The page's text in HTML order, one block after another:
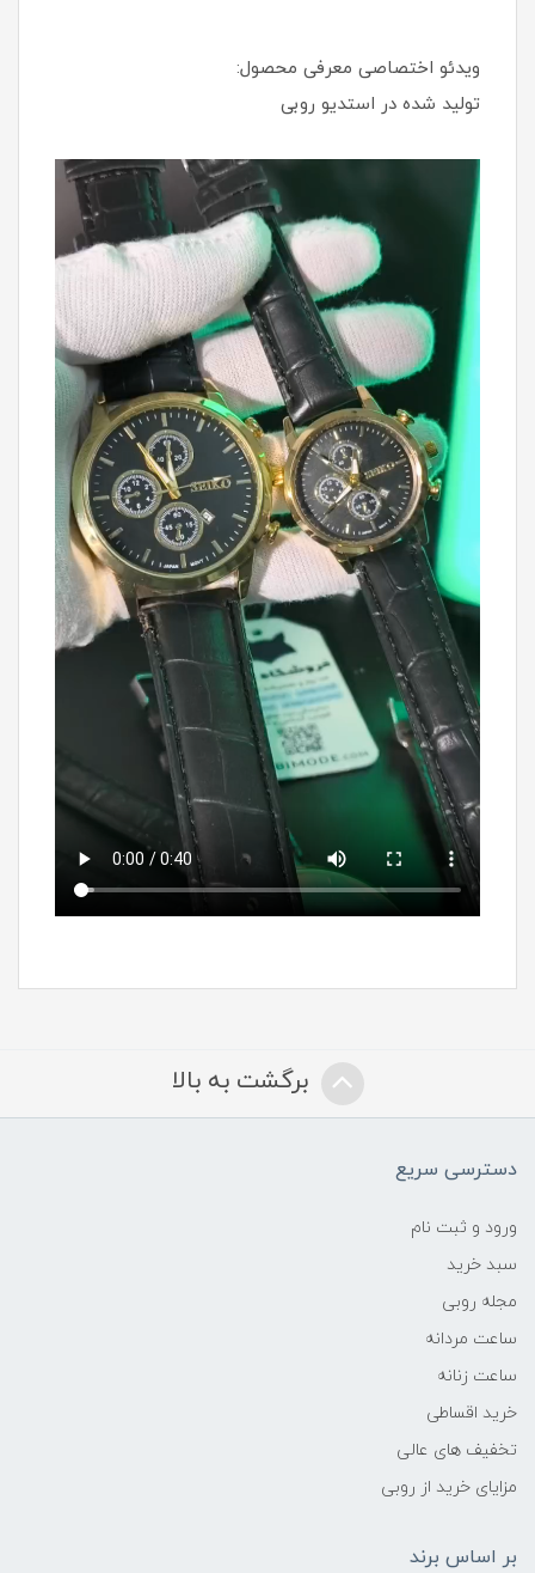
ویدئو اختصاصی معرفی محصول:
تولید شده در استدیو روبی
برگشت به بالا
دسترسی سریع
ورود و ثبت نام
سبد خرید
مجله روبی
ساعت مردانه
ساعت زنانه
خرید اقساطی
تخفیف های عالی
مزایای خرید از روبی
بر اساس برند